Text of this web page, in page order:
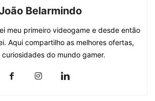
Belarmindo
meu primeiro videogame e desde então
Aqui compartilho as melhores ofertas,
do mundo gamer.